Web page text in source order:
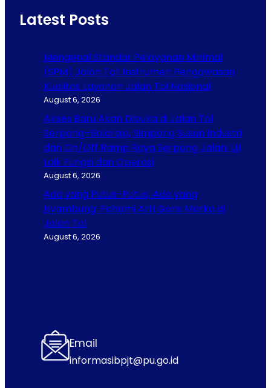
Latest Posts
Mengenal Standar Pelayanan Minimal
(SPM) Jalan Tol: Instrumen Pengawasan
Kualitas Layanan Jalan Tol Nasional
August 6, 2026
Akses Baru Akan Dibuka di Jalan Tol
Serpong–Balaraja, Simpang Susun Industri
dan On/Off Ramp Raya Serpong Jalani Uji
Laik Fungsi dan Operasi
August 6, 2026
Ada yang Putus-Putus, Ada yang
Nyambung: Pahami Arti Garis Marka di
Jalan Tol
August 6, 2026
Email
informasibpjt@pu.go.id